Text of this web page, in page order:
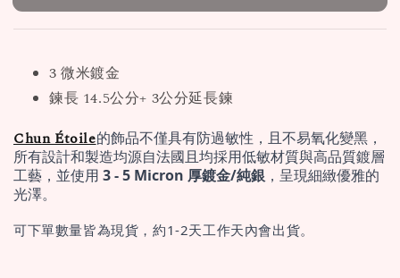
3 微米鍍金
鍊長 14.5公分+ 3公分延長鍊
Chun Étoile的飾品不僅具有防過敏性，且不易氧化變黑，
所有設計和製造均源自法國且均採用低敏材質與高品質鍍層
工藝，並使用 3 - 5 Micron 厚鍍金/純銀 ，呈現細緻優雅的
光澤。
可下單數量皆為現貨，約1-2天工作天內會出貨。